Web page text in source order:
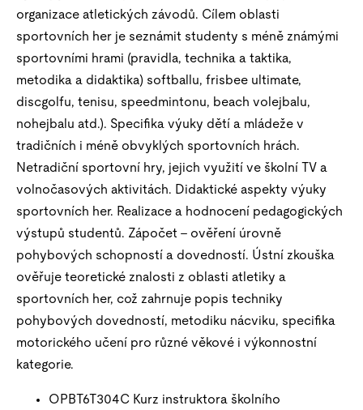
organizace atletických závodů. Cílem oblasti
sportovních her je seznámit studenty s méně známými
sportovními hrami (pravidla, technika a taktika,
metodika a didaktika) softballu, frisbee ultimate,
discgolfu, tenisu, speedmintonu, beach volejbalu,
nohejbalu atd.). Specifika výuky dětí a mládeže v
tradičních i méně obvyklých sportovních hrách.
Netradiční sportovní hry, jejich využití ve školní TV a
volnočasových aktivitách. Didaktické aspekty výuky
sportovních her. Realizace a hodnocení pedagogických
výstupů studentů. Zápočet – ověření úrovně
pohybových schopností a dovedností. Ústní zkouška
ověřuje teoretické znalosti z oblasti atletiky a
sportovních her, což zahrnuje popis techniky
pohybových dovedností, metodiku nácviku, specifika
motorického učení pro různé věkové i výkonnostní
kategorie.
OPBT6T304C Kurz instruktora školního